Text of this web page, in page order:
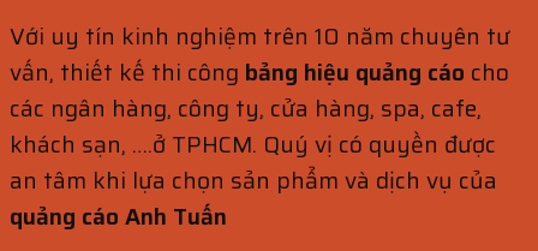
Với uy tín kinh nghiệm trên 10 năm chuyên tư
vấn, thiết kế thi công bảng hiệu quảng cáo cho
các ngân hàng, công ty, cửa hàng, spa, cafe,
khách sạn, ….ở TPHCM. Quý vị có quyền được
an tâm khi lựa chọn sản phẩm và dịch vụ của
quảng cáo Anh Tuấn